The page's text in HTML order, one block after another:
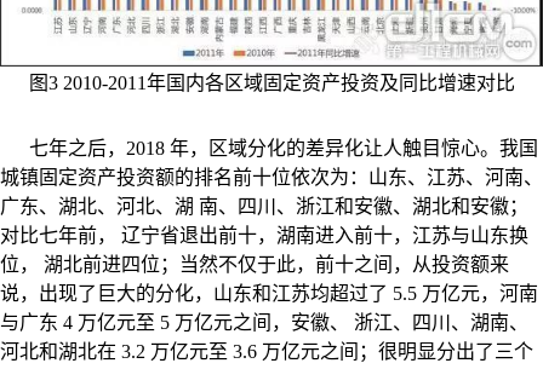
图3 2010-2011年国内各区域固定资产投资及同比增速对比
七年之后，2018 年，区域分化的差异化让人触目惊心。我国
城镇固定资产投资额的排名前十位依次为：山东、江苏、河南、
广东、湖北、河北、湖 南、四川、浙江和安徽、湖北和安徽；
对比七年前， 辽宁省退出前十，湖南进入前十，江苏与山东换
位， 湖北前进四位；当然不仅于此，前十之间，从投资额来
说，出现了巨大的分化，山东和江苏均超过了 5.5 万亿元，河南
与广东 4 万亿元至 5 万亿元之间，安徽、 浙江、四川、湖南、
河北和湖北在 3.2 万亿元至 3.6 万亿元之间；很明显分出了三个